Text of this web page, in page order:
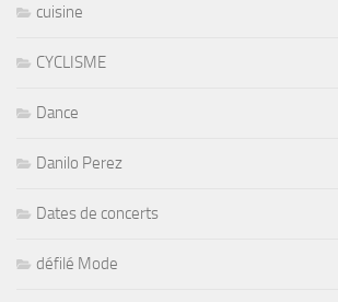
cuisine
CYCLISME
Dance
Danilo Perez
Dates de concerts
défilé Mode